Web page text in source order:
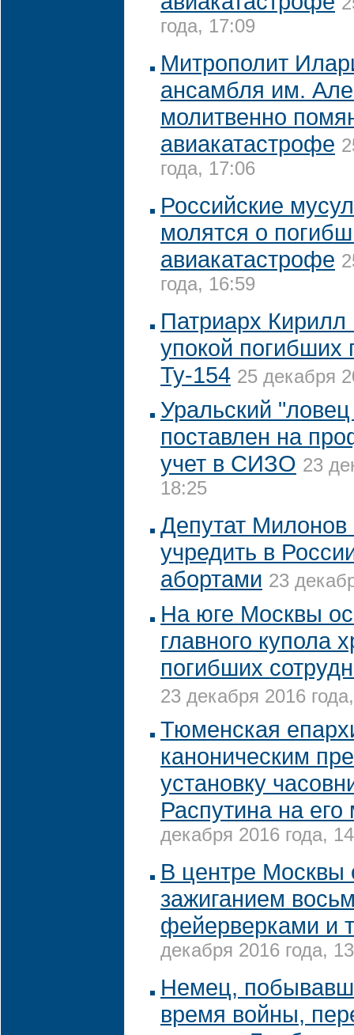
года, 17:09
Митрополит
ансамбля им.
молитвенно
авиакатастрофе
года, 17:06
Российские
молятся о
авиакатастрофе
года, 16:59
Патриарх
упокой погибших
Ту-154 25 декабря
Уральский
поставлен на
учет в СИЗО 23
18:25
Депутат Милонов
учредить в
абортами 23
На юге Москвы
главного купола
погибших
23 декабря 2016
Тюменская
каноническим
установку
Распутина на
декабря 2016 года,
В центре Москвы
зажиганием
фейерверками и
декабря 2016 года,
Немец,
время войны,